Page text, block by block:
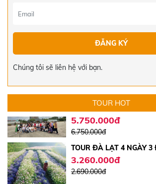
Chúng tôi sẽ liên hệ với bạn.
TOUR HOT
Liên hệ
- HÀ NỘI 5 NGÀY 4 ĐÊM
TRAVEL
5.750.000đ
6.750.000đ
TOUR ĐÀ LẠT 4 NGÀY 3
3.260.000đ
2.690.000đ